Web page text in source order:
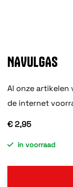
NAVULGAS
Al onze
de internet
€ 2,95
in voorraad